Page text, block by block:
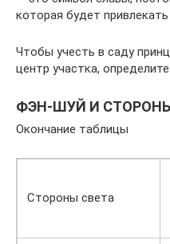
которая будет
Чтобы учесть в саду
центр участка,
ФЭН-ШУЙ И
Окончание таблицы
Стороны света